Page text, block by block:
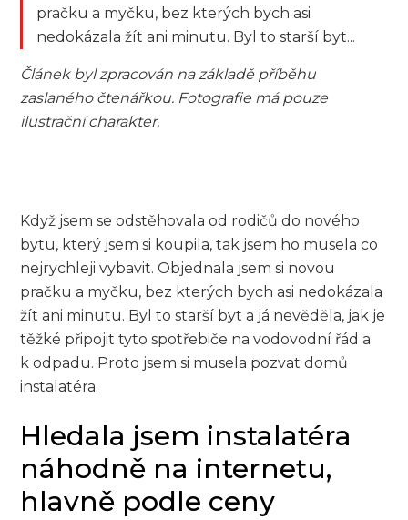
pračku a myčku, bez kterých bych asi
nedokázala žít ani minutu. Byl to starší byt...
Článek byl zpracován na základě příběhu
zaslaného čtenářkou. Fotografie má pouze
ilustrační charakter.
Když jsem se odstěhovala od rodičů do nového
bytu, který jsem si koupila, tak jsem ho musela co
nejrychleji vybavit. Objednala jsem si novou
pračku a myčku, bez kterých bych asi nedokázala
žít ani minutu. Byl to starší byt a já nevěděla, jak je
těžké připojit tyto spotřebiče na vodovodní řád a
k odpadu. Proto jsem si musela pozvat domů
instalatéra.
Hledala jsem instalatéra
náhodně na internetu,
hlavně podle ceny